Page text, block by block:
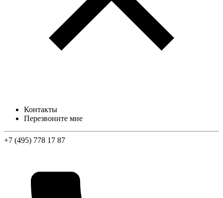
Контакты
Перезвоните мне
+7 (495) 778 17 87